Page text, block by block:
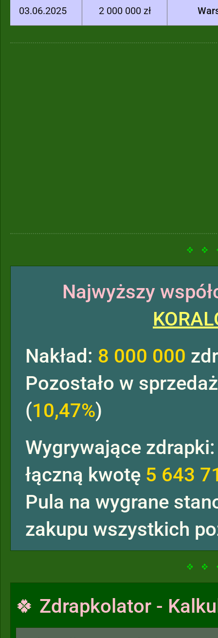
03.06.2025 2 000 000 zł
Najwyższy
Nakład: 8 000 000
Pozostało w
(10,47%)
Wygrywające
łączną kwotę 5 643
Pula na wygrane
zakupu wszystkich
🍀 Zdrapkolator -